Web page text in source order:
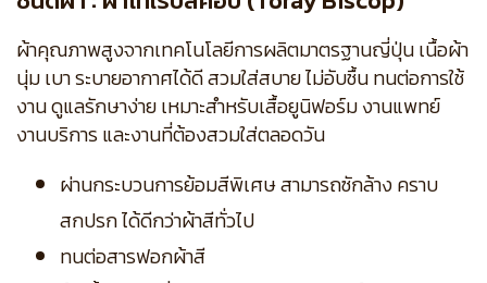
ผ้าคุณภาพสูงจากเทคโนโลยีการผลิตมาตรฐานญี่ปุ่น เนื้อผ้า
นุ่ม เบา ระบายอากาศได้ดี สวมใส่สบาย ไม่อับชื้น ทนต่อการใช้
งาน ดูแลรักษาง่าย เหมาะสำหรับเสื้อยูนิฟอร์ม งานแพทย์
งานบริการ และงานที่ต้องสวมใส่ตลอดวัน
ผ่านกระบวนการย้อมสีพิเศษ สามารถซักล้าง คราบ
สกปรก ได้ดีกว่าผ้าสีทั่วไป
ทนต่อสารฟอกผ้าสี